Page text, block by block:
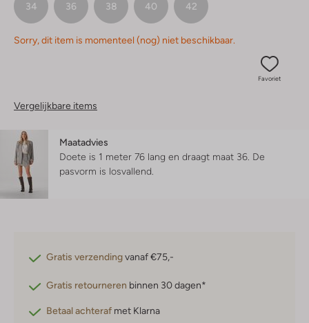
34 36 38 40 42
Sorry, dit item is momenteel (nog) niet beschikbaar.
Favoriet
Vergelijkbare items
Maatadvies
Doete is 1 meter 76 lang en draagt maat 36. De
pasvorm is losvallend
Gratis verzendingvanaf €75,-
Gratis retourneren binnen 30 dagen*
Betaal achteraf met Klarna